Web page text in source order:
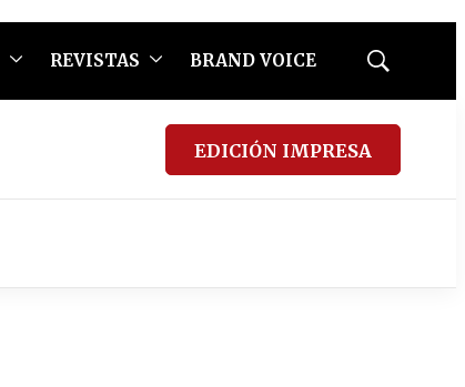
REVISTAS BRAND VOICE
Mostrar
EDICIÓN IMPRESA